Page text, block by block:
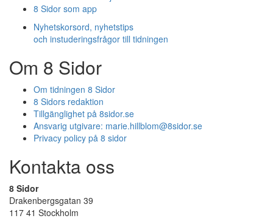
8 Sidor som app
Nyhetskorsord, nyhetstips
och instuderingsfrågor till tidningen
Om 8 Sidor
Om tidningen 8 Sidor
8 Sidors redaktion
Tillgänglighet på 8sidor.se
Ansvarig utgivare: marie.hillblom@8sidor.se
Privacy policy på 8 sidor
Kontakta oss
8 Sidor
Drakenbergsgatan 39
117 41 Stockholm